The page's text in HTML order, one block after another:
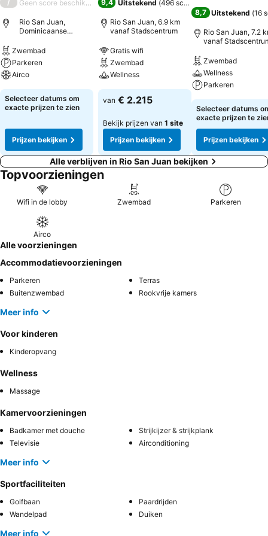
/ Geen score beschikbaar
Rio San Juan,
Dominicaanse
Zwembad
Parkeren
Airco
Selecteer datums om
exacte prijzen te zien
Prijzen bekijken
9,4 Uitstekend (496 scores
Rio San Juan, 6.9 km
vanaf Stadscentrum
Gratis wifi
Zwembad
Wellness
van € 2.215
Bekijk prijzen van 1 site
Prijzen bekijken
8,7 Uitstekend (16
Rio San Juan, 7.2
vanaf
Zwembad
Wellness
Parkeren
Selecteer datums
exacte prijzen te
Prijzen bekijken
Alle verblijven in Rio San Juan bekijken
Topvoorzieningen
Wifi in de lobby Zwembad Parkeren
Airco
Alle voorzieningen
Accommodatievoorzieningen
Parkeren
Terras
Buitenzwembad
Rookvrije kamers
Meer info
Voor kinderen
Kinderopvang
Wellness
Massage
Kamervoorzieningen
Badkamer met douche
Strijkijzer & strijkplank
Televisie
Airconditioning
Meer info
Sportfaciliteiten
Golfbaan
Paardrijden
Wandelpad
Duiken
Meer info